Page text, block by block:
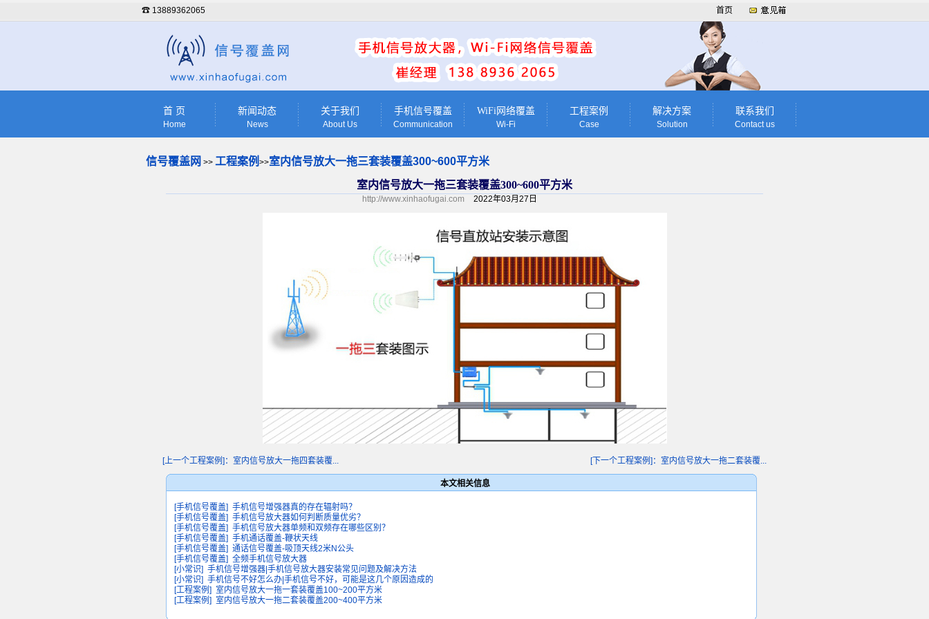
☎ 13889362065 首页
首 页
Home
新闻动态
News
关于我们
About Us
手机信号覆盖
Communication
WiFi网络覆盖
Wi-Fi
工程案例
Case
解决方案
Solution
联系我们
Contact us
信号覆盖网 >>工程案例>>室内信号放大一拖三套装覆盖300~600平方米
室内信号放大一拖三套装覆盖300~600平方米
http://www.xinhaofugai.com 2022年03月27日
[上一个工程案例]：室内信号放大一拖四套装覆... [下一个工程案例]：室内信号放大一拖二套装覆...
本文相关信息
[手机信号覆盖] 手机信号增强器真的存在辐射吗？
[手机信号覆盖] 手机信号放大器如何判断质量优劣？
[手机信号覆盖] 手机信号放大器单频和双频存在哪些区别？
[手机信号覆盖] 手机通话覆盖-鞭状天线
[手机信号覆盖] 通话信号覆盖-吸顶天线2米N公头
[手机信号覆盖] 全频手机信号放大器
[小常识] 手机信号增强器|手机信号放大器安装常见问题及解决方法
[小常识] 手机信号不好怎么办|手机信号不好，可能是这几个原因造成的
[工程案例] 室内信号放大一拖一套装覆盖100~200平方米
[工程案例] 室内信号放大一拖二套装覆盖200~400平方米